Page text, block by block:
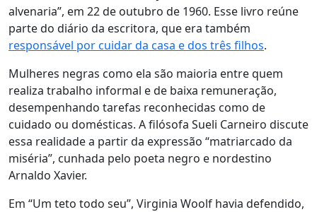
alvenaria”, em 22 de outubro de 1960. Esse livro reúne
parte do diário da escritora, que era também
responsável por cuidar da casa e dos três filhos.
Mulheres negras como ela são maioria entre quem
realiza trabalho informal e de baixa remuneração,
desempenhando tarefas reconhecidas como de
cuidado ou domésticas. A filósofa Sueli Carneiro discute
essa realidade a partir da expressão “matriarcado da
miséria”, cunhada pelo poeta negro e nordestino
Arnaldo Xavier.
Em “Um teto todo seu”, Virginia Woolf havia defendido,